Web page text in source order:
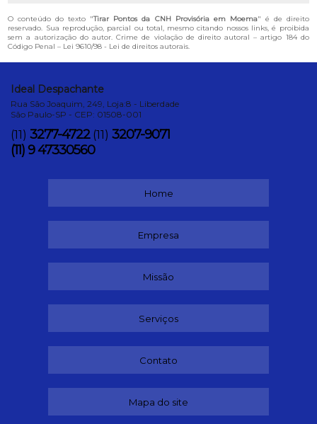
O conteúdo do texto "Tirar Pontos da CNH Provisória em Moema" é de direito
reservado. Sua reprodução, parcial ou total, mesmo citando nossos links, é proibida
sem a autorização do autor. Crime de violação de direito autoral – artigo 184 do
Código Penal – Lei 9610/98 - Lei de direitos autorais.
Ideal Despachante
Rua São Joaquim, 249, Loja:8 - Liberdade
São Paulo-SP - CEP: 01508-001
(11) 3277-4722 (11) 3207-9071
(11) 9 47330560
Home
Empresa
Missão
Serviços
Contato
Mapa do site